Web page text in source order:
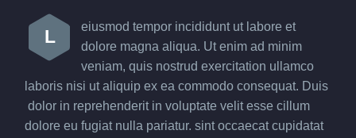
L
eiusmod tempor incididunt ut labore et
dolore magna aliqua. Ut enim ad minim
veniam, quis nostrud exercitation ullamco
laboris nisi ut aliquip ex ea commodo consequat. Duis
dolor in reprehenderit in voluptate velit esse cillum
dolore eu fugiat nulla pariatur. sint occaecat cupidatat